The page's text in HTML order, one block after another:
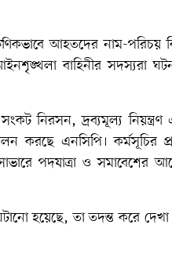
আহতদের নাম-পরিচয়
বাহিনীর সদস্যরা
নিরসন, দ্রব্যমূল্য নিয়ন্ত্রণ
করছে এনসিপি। কর্মসূচির
পদযাত্রা ও
হয়েছে, তা তদন্ত করে দেখা